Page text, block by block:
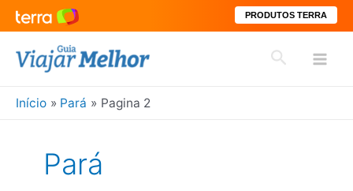
PRODUTOS TERRA
para
conteúdo
Pesquisar
Início Pará Pagina 2
Pará